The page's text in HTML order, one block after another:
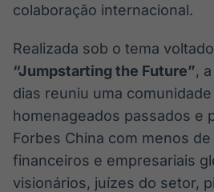
colaboração internacional.
Realizada sob o tema
“Jumpstarting the Future”,
dias reuniu uma
homenageados passados e
Forbes China com menos
financeiros e empresariais
visionários, juízes do setor,